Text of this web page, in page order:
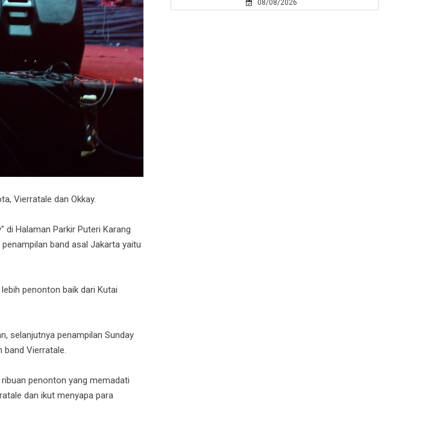
Vierratale dan Okkay.
di Halaman Parkir Puteri Karang
band asal Jakarta yaitu
penonton baik dari Kutai
selanjutnya penampilan Sunday
band Vierratale.
penonton yang memadati
dan ikut menyapa para
08/08/2026